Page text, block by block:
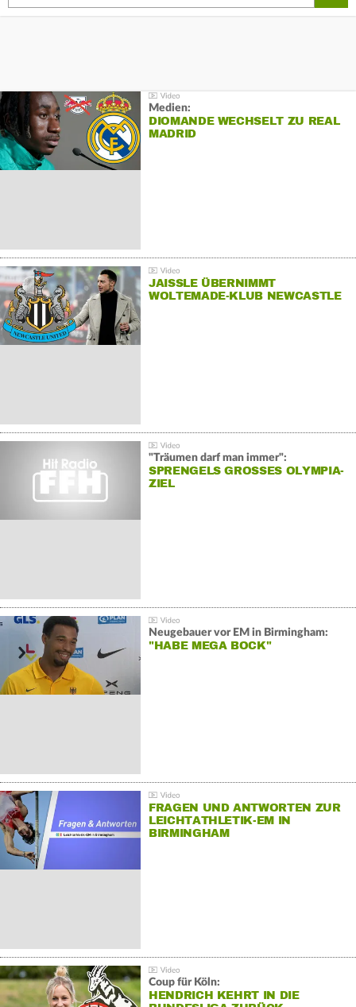
Medien:
DIOMANDE WECHSELT ZU REAL
MADRID
JAISSLE ÜBERNIMMT
WOLTEMADE-KLUB NEWCASTLE
"Träumen darf man immer":
SPRENGELS GROSSES OLYMPIA-Z
IEL
Neugebauer vor EM in Birmingham:
"HABE MEGA BOCK"
FRAGEN UND ANTWORTEN ZUR
LEICHTATHLETIK-EM IN
BIRMINGHAM
Coup für Köln:
HENDRICH KEHRT IN DIE